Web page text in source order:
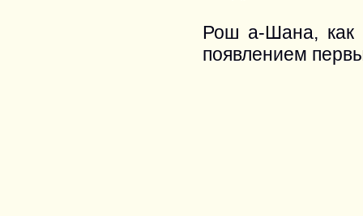
Рош а-Шана, как
появлением